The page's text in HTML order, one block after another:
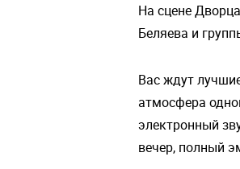
На сцене
Беляева и
Вас ждут
атмосфера
электронный
вечер, полный